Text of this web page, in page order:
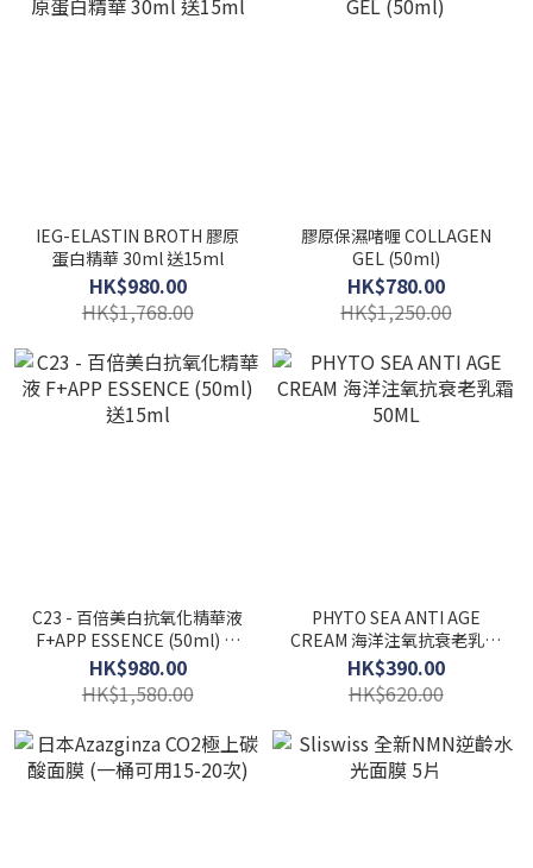
IEG-ELASTIN BROTH 膠原
蛋白精華 30ml 送15ml
HK$980.00
HK$1,768.00
膠原保濕啫喱 COLLAGEN
GEL (50ml)
HK$780.00
HK$1,250.00
C23 - 百倍美白抗氧化精華液
F+APP ESSENCE (50ml) 送
15ml
HK$980.00
HK$1,580.00
PHYTO SEA ANTI AGE
CREAM 海洋注氧抗衰老乳霜
50ML
HK$390.00
HK$620.00